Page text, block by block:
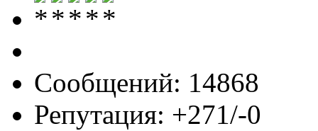
Сообщений: 14868
Репутация: +271/-0